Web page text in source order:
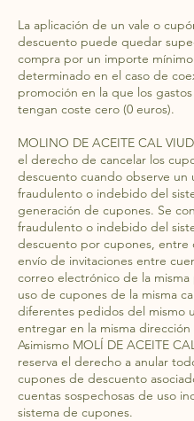
La aplicación de un vale o
descuento puede quedar
compra por un importe mínimo
determinado en el caso de
promoción en la que los
tengan coste cero (0 euros).
MOLINO DE ACEITE CAL
el derecho de cancelar los
descuento cuando observe un
fraudulento o indebido del
generación de cupones. Se
fraudulento o indebido del
descuento por cupones, entre
envío de invitaciones entre
correo electrónico de la misma
uso de cupones de la misma
diferentes pedidos del mismo
entregar en la misma dirección
Asimismo MOLÍ DE ACEITE
reserva el derecho a anular
cupones de descuento
cuentas sospechosas de uso
sistema de cupones.